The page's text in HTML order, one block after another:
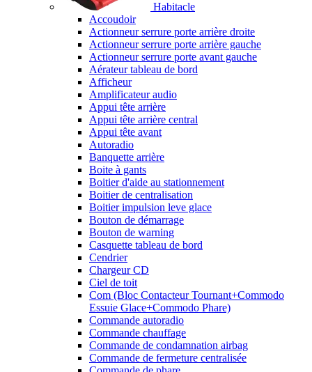
Habitacle
Accoudoir
Actionneur serrure porte arrière droite
Actionneur serrure porte arrière gauche
Actionneur serrure porte avant gauche
Aérateur tableau de bord
Afficheur
Amplificateur audio
Appui tête arrière
Appui tête arrière central
Appui tête avant
Autoradio
Banquette arrière
Boite à gants
Boitier d'aide au stationnement
Boitier de centralisation
Boitier impulsion leve glace
Bouton de démarrage
Bouton de warning
Casquette tableau de bord
Cendrier
Chargeur CD
Ciel de toit
Com (Bloc Contacteur Tournant+Commodo
Essuie Glace+Commodo Phare)
Commande autoradio
Commande chauffage
Commande de condamnation airbag
Commande de fermeture centralisée